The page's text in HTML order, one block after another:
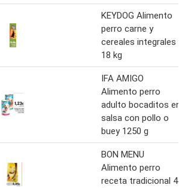
KEYDOG Alimento
perro carne y
cereales integrales
18 kg
IFA AMIGO
Alimento perro
adulto bocaditos en
salsa con pollo o
buey 1250 g
BON MENU
Alimento perro
receta tradicional 4